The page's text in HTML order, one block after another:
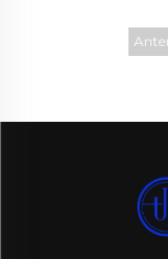
exagerada.
dedicado...